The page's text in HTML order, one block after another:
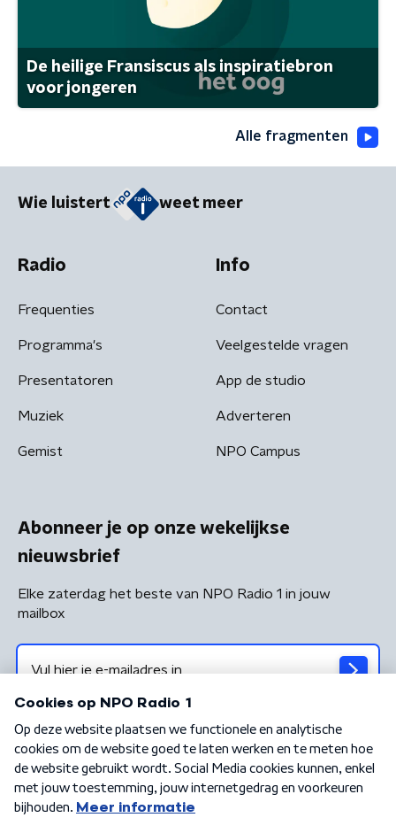
De heilige Fransiscus als inspiratiebron
voor jongeren
Alle fragmenten
Wie luistert weet meer
Radio
Frequenties
Programma's
Presentatoren
Muziek
Gemist
Info
Contact
Veelgestelde vragen
App de studio
Adverteren
NPO Campus
Abonneer je op onze wekelijkse
nieuwsbrief
Elke zaterdag het beste van NPO Radio 1 in jouw
mailbox
Algemene voorwaarden